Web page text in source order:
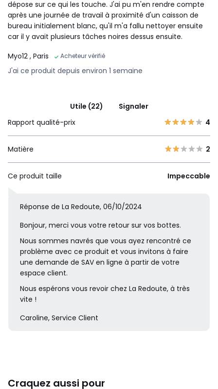
dépose sur ce qui les touche. J'ai pu m'en rendre compte
après une journée de travail à proximité d'un caisson de
bureau initialement blanc, qu'il m'a fallu nettoyer ensuite
car il y avait plusieurs tâches noires dessus ensuite.
Myo12 , Paris Acheteur vérifié
J'ai ce produit depuis environ 1 semaine
Utile (22)
Signaler
Rapport qualité-prix
4
Matière 2
Ce produit taille Impeccable
Réponse de La Redoute, 06/10/2024
Bonjour, merci vous votre retour sur vos bottes.
Nous sommes navrés que vous ayez rencontré ce
problème avec ce produit et vous invitons à faire
une demande de SAV en ligne à partir de votre
espace client.
Nous espérons vous revoir chez La Redoute, à très
vite !
Caroline, Service Client
Craquez aussi pour